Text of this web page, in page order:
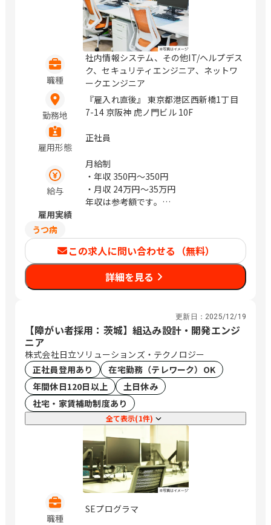
職種
社内情報システム、その他IT/ヘルプデス
ク、セキュリティエンジニア、ネットワ
ークエンジニア
勤務地
『雇入れ直後』 東京都港区西新橋1丁目
7-14 京阪神 虎ノ門ビル 10F
雇用形態
正社員
給与
月給制
・年収 350円〜350円
・月収 24万円〜35万円
年収は参考額です。
雇用実績
うつ病
この求人に問い合わせる（無料）
詳細を見る
更新日： 2025/12/19
【障がい者採用：茨城】組込み設計・開発エンジ
ニア
株式会社日立ソリューションズ・テクノロジー
正社員登用あり
在宅勤務（テレワーク）OK
年間休日120日以上
土日休み
社宅・家賃補助制度あり
全て表示(1件)
職種
SEプログラマ